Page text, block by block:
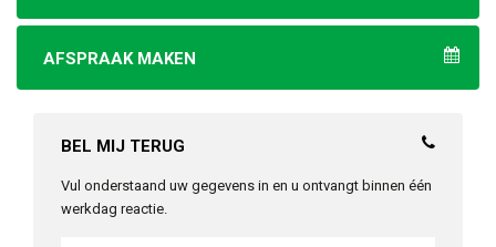
AFSPRAAK MAKEN
BEL MIJ TERUG
Vul onderstaand uw gegevens in en u ontvangt binnen één
werkdag reactie.